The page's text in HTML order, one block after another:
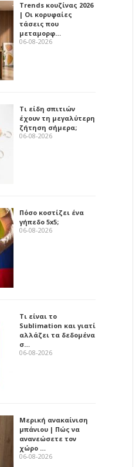
Trends κουζίνας 2026
| Οι κορυφαίες
τάσεις που
μεταμορφ…
06-08-2026
Τι είδη σπιτιών
έχουν τη μεγαλύτερη
ζήτηση σήμερα;
06-08-2026
Πόσο κοστίζει ένα
γήπεδο 5x5;
06-08-2026
Τι είναι το
Sublimation και γιατί
αλλάζει τα δεδομένα
σ…
06-08-2026
Μερική ανακαίνιση
μπάνιου | Πώς να
ανανεώσετε τον
χώρο …
06-08-2026